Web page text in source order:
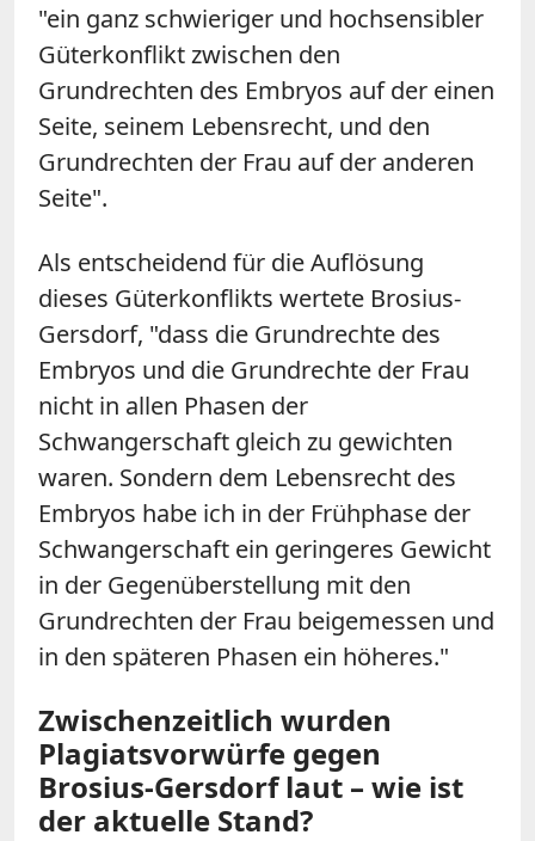
"ein ganz schwieriger und hochsensibler
Güterkonflikt zwischen den
Grundrechten des Embryos auf der einen
Seite, seinem Lebensrecht, und den
Grundrechten der Frau auf der anderen
Seite".
Als entscheidend für die Auflösung
dieses Güterkonflikts wertete Brosius-
Gersdorf, "dass die Grundrechte des
Embryos und die Grundrechte der Frau
nicht in allen Phasen der
Schwangerschaft gleich zu gewichten
waren. Sondern dem Lebensrecht des
Embryos habe ich in der Frühphase der
Schwangerschaft ein geringeres Gewicht
in der Gegenüberstellung mit den
Grundrechten der Frau beigemessen und
in den späteren Phasen ein höheres."
Zwischenzeitlich wurden
Plagiatsvorwürfe gegen
Brosius-Gersdorf laut – wie ist
der aktuelle Stand?